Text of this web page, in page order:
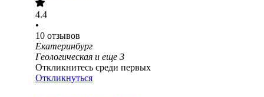
4.4
•
10 отзывов
Екатеринбург
Геологическая и еще 3
Откликнитесь среди первых
Откликнуться